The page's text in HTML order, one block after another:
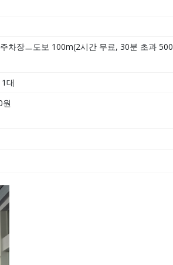
차장ㅡ도보 100m(2시간 무료, 30분 초과 500
대
원